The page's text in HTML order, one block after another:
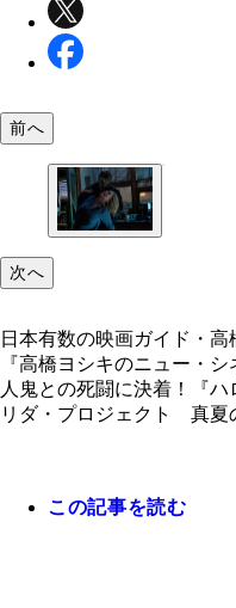
『レッド・ロケ
前へ
次へ
日本有数の映画ガイド・
『高橋ヨシキのニュー・
人鬼との死闘に決着！『
リダ・プロジェクト 真夏
この記事を読む